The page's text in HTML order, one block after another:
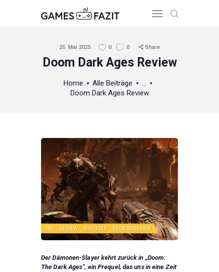
25. Mai 2025 0 0 Share
Doom Dark Ages Review
Home Alle Beiträge
...
Doom Dark Ages Review
HOME
REVIEWS
PS5 REVIEW SHOOTER XBOX SERIES S/X
Der Dämonen-Slayer kehrt zurück in „Doom:
The Dark Ages“, ein Prequel, das uns in eine Zeit